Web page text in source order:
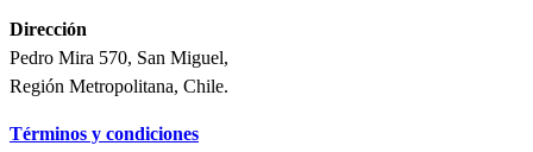
Dirección
Pedro Mira 570, San Miguel,
Región Metropolitana, Chile.
Términos y condiciones